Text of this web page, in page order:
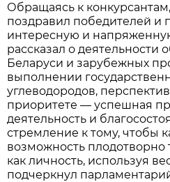
Обращаясь к
поздравил победителей и
интересную и
рассказал о деятельности
Беларуси и зарубежных
выполнении
углеводородов,
приоритете — успешная
деятельность и
стремление к тому, чтобы
возможность плодотворно
как личность, используя
подчеркнул